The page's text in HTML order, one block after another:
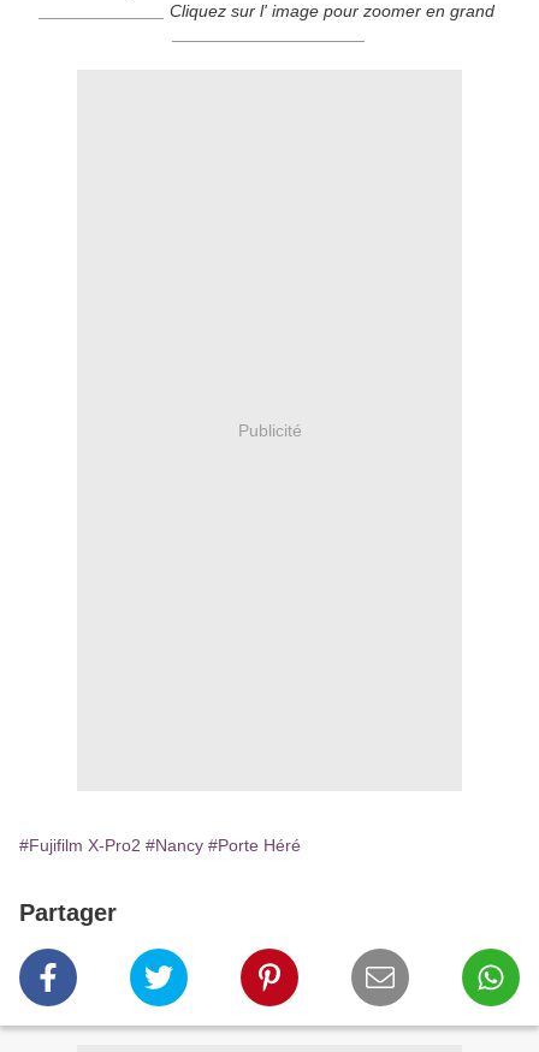
_____________ Cliquez sur l' image pour zoomer en grand
Publicité
#Fujifilm X-Pro2 #Nancy #Porte Héré
Partager